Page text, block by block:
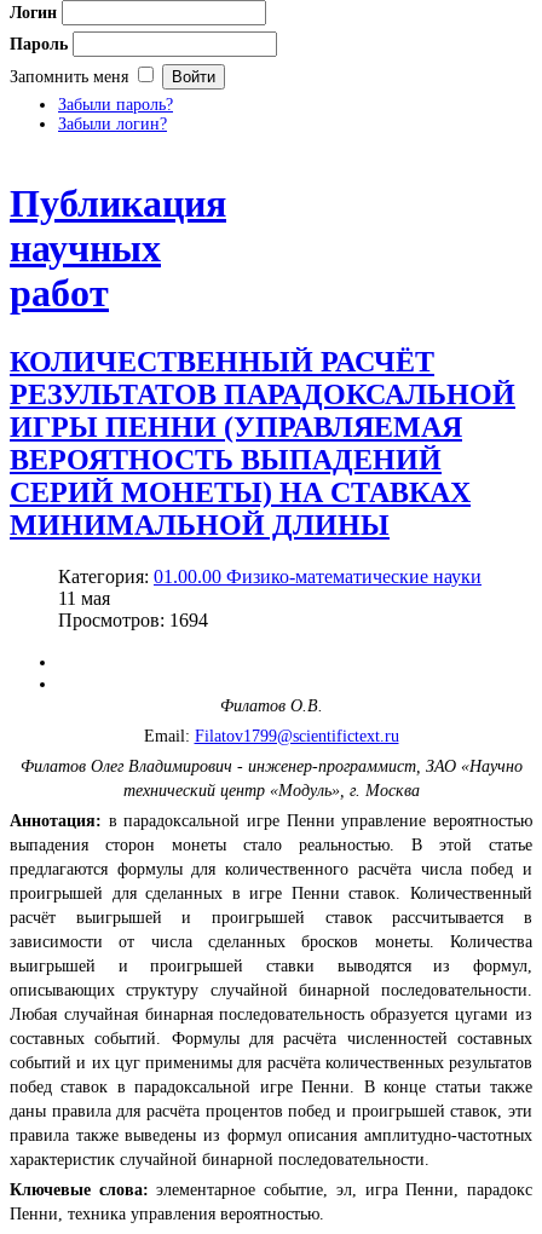
Логин
Пароль
Запомнить меня
Забыли пароль?
Забыли логин?
Публикация
научных
работ
КОЛИЧЕСТВЕННЫЙ РАСЧЁТ
РЕЗУЛЬТАТОВ ПАРАДОКСАЛЬНОЙ
ИГРЫ ПЕННИ (УПРАВЛЯЕМАЯ
ВЕРОЯТНОСТЬ ВЫПАДЕНИЙ
СЕРИЙ МОНЕТЫ) НА СТАВКАХ
МИНИМАЛЬНОЙ ДЛИНЫ
Категория: 01.00.00 Физико-математические науки
11 мая
Просмотров: 1694
Филатов О.В.
Email: Filatov1799@scientifictext.ru
Филатов Олег Владимирович - инженер-программист, ЗАО «Научно
технический центр «Модуль», г. Москва
Аннотация: в парадоксальной игре Пенни управление вероятностью
выпадения сторон монеты стало реальностью. В этой статье
предлагаются формулы для количественного расчёта числа побед и
проигрышей для сделанных в игре Пенни ставок. Количественный
расчёт выигрышей и проигрышей ставок рассчитывается в
зависимости от числа сделанных бросков монеты. Количества
выигрышей и проигрышей ставки выводятся из формул,
описывающих структуру случайной бинарной последовательности.
Любая случайная бинарная последовательность образуется цугами из
составных событий. Формулы для расчёта численностей составных
событий и их цуг применимы для расчёта количественных результатов
побед ставок в парадоксальной игре Пенни. В конце статьи также
даны правила для расчёта процентов побед и проигрышей ставок, эти
правила также выведены из формул описания амплитудно-частотных
характеристик случайной бинарной последовательности.
Ключевые слова: элементарное событие, эл, игра Пенни, парадокс
Пенни, техника управления вероятностью.